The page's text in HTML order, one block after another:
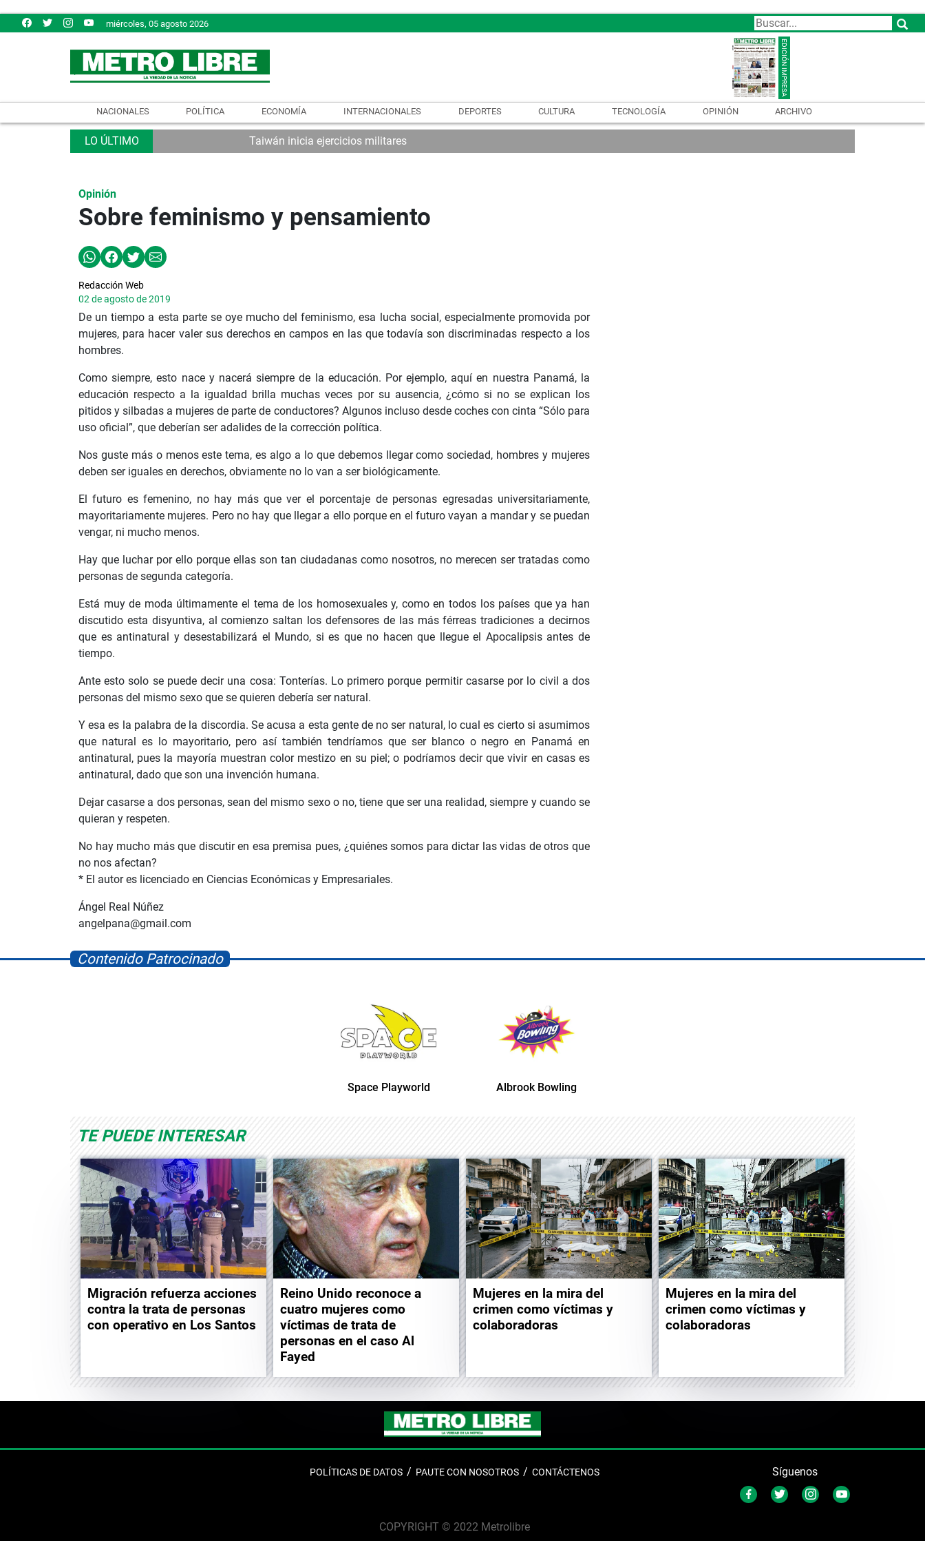
miércoles, 05 agosto 2026
NACIONALES POLÍTICA ECONOMÍA INTERNACIONALES DEPORTES CULTURA TECNOLOGÍA OPINIÓN ARCHIVO
Taiwán inicia ejercicios militares
Opinión
Sobre feminismo y pensamiento
Redacción Web
02 de agosto de 2019
De un tiempo a esta parte se oye mucho del feminismo, esa lucha social, especialmente promovida por
mujeres, para hacer valer sus derechos en campos en las que todavía son discriminadas respecto a los
hombres.
Como siempre, esto nace y nacerá siempre de la educación. Por ejemplo, aquí en nuestra Panamá, la
educación respecto a la igualdad brilla muchas veces por su ausencia, ¿cómo si no se explican los
pitidos y silbadas a mujeres de parte de conductores? Algunos incluso desde coches con cinta “Sólo para
uso oficial”, que deberían ser adalides de la corrección política.
Nos guste más o menos este tema, es algo a lo que debemos llegar como sociedad, hombres y mujeres
deben ser iguales en derechos, obviamente no lo van a ser biológicamente.
El futuro es femenino, no hay más que ver el porcentaje de personas egresadas universitariamente,
mayoritariamente mujeres. Pero no hay que llegar a ello porque en el futuro vayan a mandar y se puedan
vengar, ni mucho menos.
Hay que luchar por ello porque ellas son tan ciudadanas como nosotros, no merecen ser tratadas como
personas de segunda categoría.
Está muy de moda últimamente el tema de los homosexuales y, como en todos los países que ya han
discutido esta disyuntiva, al comienzo saltan los defensores de las más férreas tradiciones a decirnos
que es antinatural y desestabilizará el Mundo, si es que no hacen que llegue el Apocalipsis antes de
tiempo.
Ante esto solo se puede decir una cosa: Tonterías. Lo primero porque permitir casarse por lo civil a dos
personas del mismo sexo que se quieren debería ser natural.
Y esa es la palabra de la discordia. Se acusa a esta gente de no ser natural, lo cual es cierto si asumimos
que natural es lo mayoritario, pero así también tendríamos que ser blanco o negro en Panamá en
antinatural, pues la mayoría muestran color mestizo en su piel; o podríamos decir que vivir en casas es
antinatural, dado que son una invención humana.
Dejar casarse a dos personas, sean del mismo sexo o no, tiene que ser una realidad, siempre y cuando se
quieran y respeten.
No hay mucho más que discutir en esa premisa pues, ¿quiénes somos para dictar las vidas de otros que
no nos afectan?
* El autor es licenciado en Ciencias Económicas y Empresariales.
Ángel Real Núñez
angelpana@gmail.com
Contenido Patrocinado
Space Playworld Albrook Bowling
TE PUEDE INTERESAR
Migración refuerza acciones
contra la trata de personas
con operativo en Los Santos
Reino Unido reconoce a
cuatro mujeres como
víctimas de trata de
personas en el caso Al
Fayed
Mujeres en la mira del
crimen como víctimas y
colaboradoras
Mujeres en la mira del
crimen como víctimas y
colaboradoras
POLÍTICAS DE DATOS PAUTE CON NOSOTROS CONTÁCTENOS Síguenos
COPYRIGHT © 2022 Metrolibre